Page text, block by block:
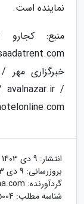
نماینده است.
/
انتشار: 9 دی 1403
بروزرسانی: 9 دی 1403
گردآورنده:
شناسه مطلب: 5004